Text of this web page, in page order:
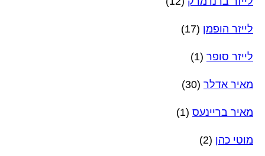
לייזר הופמן (17)
לייזר סופר (1)
מאיר אדלר (30)
מאיר בריינעס (1)
מוטי כהן (2)